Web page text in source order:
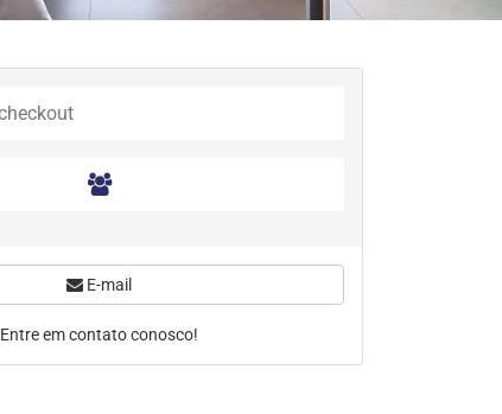
E-mail
Entre em contato conosco!